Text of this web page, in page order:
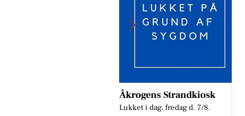
Kirkens Korshær Genbrug
Egå